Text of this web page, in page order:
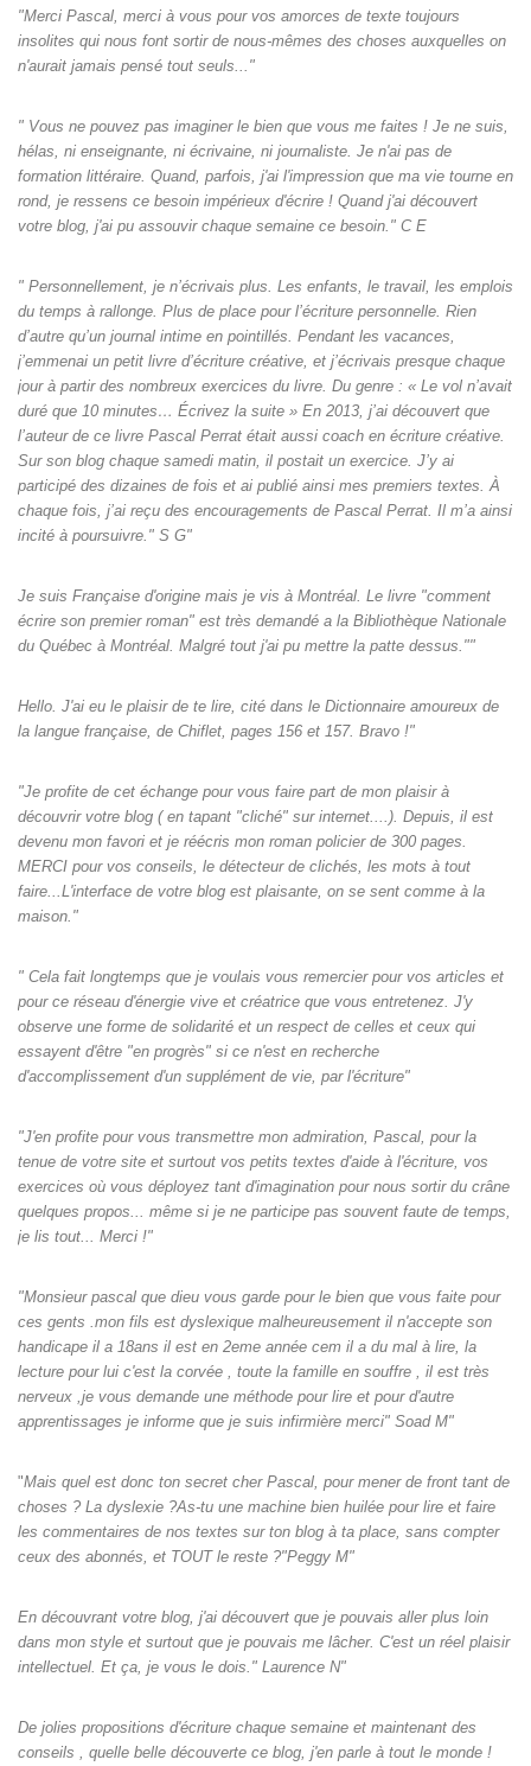
"Merci Pascal, merci à vous pour vos amorces de texte toujours
insolites qui nous font sortir de nous-mêmes des choses auxquelles on
n'aurait jamais pensé tout seuls‌..."
" Vous ne pouvez pas imaginer le bien que vous me faites ! Je ne suis,
hélas, ni enseignante, ni écrivaine, ni journaliste. Je n'ai pas de
formation littéraire. Quand, parfois, j'ai l'impression que ma vie tourne en
rond, je ressens ce besoin impérieux d'écrire ! Quand j'ai découvert
votre blog, j'ai pu assouvir chaque semaine ce besoin." C E
" Personnellement, je n’écrivais plus. Les enfants, le travail, les emplois
du temps à rallonge. Plus de place pour l’écriture personnelle. Rien
d’autre qu’un journal intime en pointillés. Pendant les vacances,
j’emmenai un petit livre d’écriture créative, et j’écrivais presque chaque
jour à partir des nombreux exercices du livre. Du genre : « Le vol n’avait
duré que 10 minutes… Écrivez la suite » En 2013, j’ai découvert que
l’auteur de ce livre Pascal Perrat était aussi coach en écriture créative.
Sur son blog chaque samedi matin, il postait un exercice. J’y ai
participé des dizaines de fois et ai publié ainsi mes premiers textes. À
chaque fois, j’ai reçu des encouragements de Pascal Perrat. Il m’a ainsi
incité à poursuivre." S G"
Je suis Française d'origine mais je vis à Montréal. Le livre "comment
écrire son premier roman" est très demandé a la Bibliothèque Nationale
du Québec à Montréal. Malgré tout j'ai pu mettre la patte dessus.""
Hello. J'ai eu le plaisir de te lire, cité dans le Dictionnaire amoureux de
la langue française, de Chiflet, pages 156 et 157. Bravo !"
"Je profite de cet échange pour vous faire part de mon plaisir à
découvrir votre blog ( en tapant "cliché" sur internet....). Depuis, il est
devenu mon favori et je réécris mon roman policier de 300 pages.
MERCI pour vos conseils, le détecteur de clichés, les mots à tout
faire...L'interface de votre blog est plaisante, on se sent comme à la
maison."
" Cela fait longtemps que je voulais vous remercier pour vos articles et
pour ce réseau d'énergie vive et créatrice que vous entretenez. J'y
observe une forme de solidarité et un respect de celles et ceux qui
essayent d'être "en progrès" si ce n'est en recherche
d'accomplissement d'un supplément de vie, par l'écriture"
"J'en profite pour vous transmettre mon admiration, Pascal, pour la
tenue de votre site et surtout vos petits textes d'aide à l'écriture, vos
exercices où vous déployez tant d'imagination pour nous sortir du crâne
quelques propos... même si je ne participe pas souvent faute de temps,
je lis tout... Merci !"
"Monsieur pascal que dieu vous garde pour le bien que vous faite pour
ces gents .mon fils est dyslexique malheureusement il n'accepte son
handicape il a 18ans il est en 2eme année cem il a du mal à lire, la
lecture pour lui c'est la corvée , toute la famille en souffre , il est très
nerveux ,je vous demande une méthode pour lire et pour d'autre
apprentissages je informe que je suis infirmière merci" Soad M"
"Mais quel est donc ton secret cher Pascal, pour mener de front tant de
choses ? La dyslexie ?As-tu une machine bien huilée pour lire et faire
les commentaires de nos textes sur ton blog à ta place, sans compter
ceux des abonnés, et TOUT le reste ?"Peggy M"
En découvrant votre blog, j'ai découvert que je pouvais aller plus loin
dans mon style et surtout que je pouvais me lâcher. C'est un réel plaisir
intellectuel. Et ça, je vous le dois." Laurence N"
De jolies propositions d'écriture chaque semaine et maintenant des
conseils , quelle belle découverte ce blog, j'en parle à tout le monde !